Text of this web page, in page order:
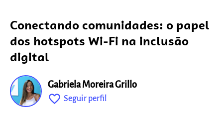
Conectando comunidades: o papel
dos hotspots Wi-Fi na inclusão
digital
Gabriela Moreira Grillo
favorite_outline Seguir perfil